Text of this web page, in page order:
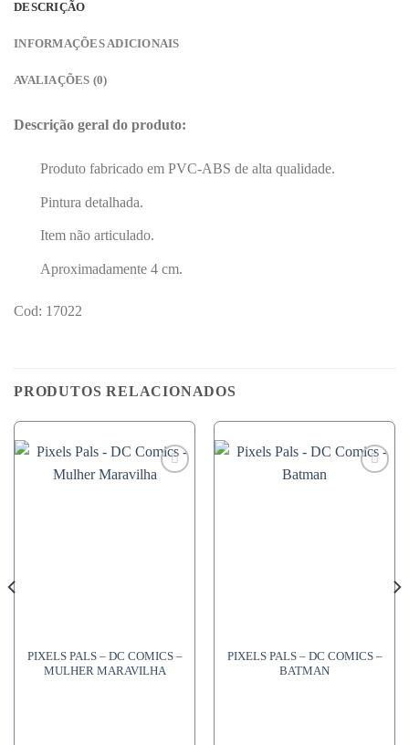
DESCRIÇÃO
INFORMAÇÕES ADICIONAIS
AVALIAÇÕES (0)
Descrição geral do produto:
Produto fabricado em PVC-ABS de alta qualidade.
Pintura detalhada.
Item não articulado.
Aproximadamente 4 cm.
Cod: 17022
PRODUTOS RELACIONADOS
PIXELS PALS – DC COMICS –
MULHER MARAVILHA
PIXELS PALS – DC COMICS –
BATMAN